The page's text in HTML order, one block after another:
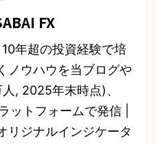
FX
年超の投資経験で培
ノウハウを当ブログや
, 2025年末時点)、
トフォームで発信 |
リジナルインジケータ